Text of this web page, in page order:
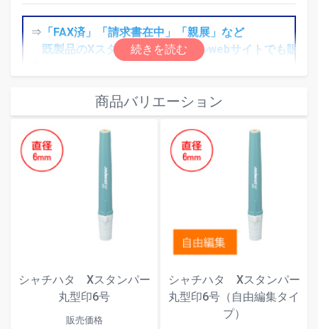
⇒ 「FAX済」「請求書在中」「親展」など
既製品のXスタンパ―はアスクルwebサイトでも販売
・パプリ会員の方は、別途アスクル会員のご登録が必要
です。
商品バリエーション
シャチハタ Xスタンパー
丸型印6号
販売価格
シャチハタ Xスタンパー
丸型印6号（自由編集タイ
プ）